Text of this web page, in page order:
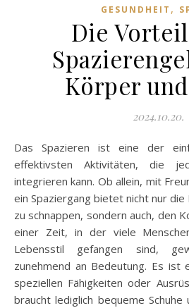
GESUNDHEIT ,
Die
Körper
2024.10.20.
Das Spazieren ist eine der einfachsten und zugleich
effektivsten Aktivitäten, die
integrieren kann. Ob allein, mit
ein Spaziergang bietet nicht nur
zu schnappen, sondern auch, den
einer Zeit, in der viele
Lebensstil gefangen sind,
zunehmend an Bedeutung. Es ist
speziellen Fähigkeiten oder
braucht lediglich bequeme